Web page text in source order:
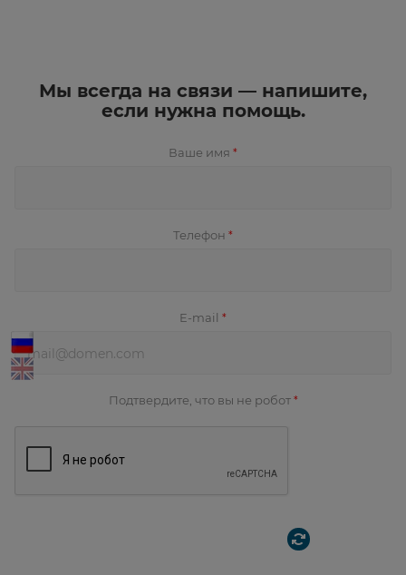
Мы всегда на связи — напишите,
если нужна помощь.
Ваше имя *
Телефон *
E-mail *
Подтвердите, что вы не робот *